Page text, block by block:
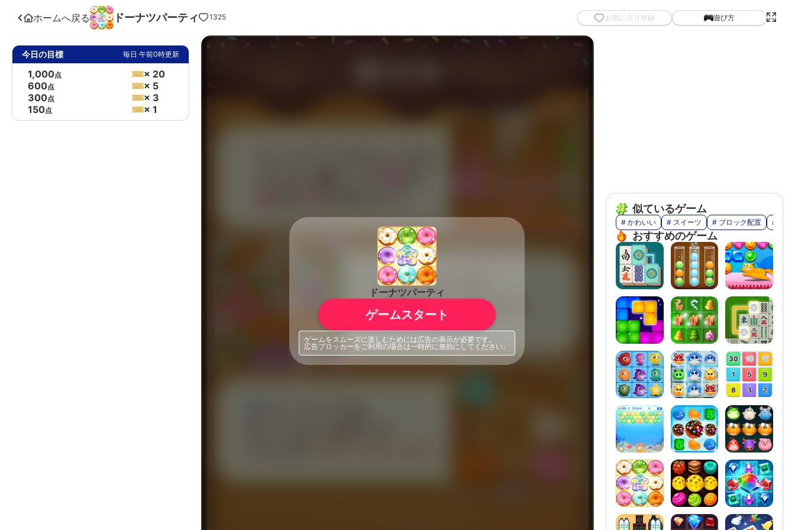
ホームへ戻る ドーナツパーティ 1325 お気に入り登録 遊び方
今日の目標 毎日 午前0時更新
1,000点
× 20
600点
× 5
300点
× 3
150点 × 1
ドーナツパーティ
ゲームスタート
ゲームをスムーズに楽しむためには広告の表示が必要です。
広告ブロッカーをご利用の場合は一時的に無効にしてください。
似ているゲーム
# かわいい # スイーツ # ブロック配置 # 食べ
おすすめのゲーム